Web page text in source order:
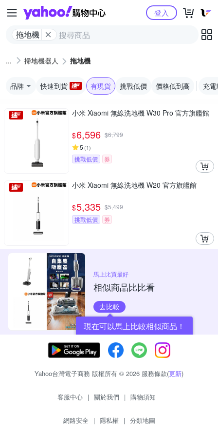
Yahoo購物中心
拖地機
登入
掃地機器人 拖地機
品牌 快速到貨 有現貨 挑戰低價 價格低到高 充
小米 Xiaomi 無線洗地機 W30 Pro 官方旗艦館
$6,596 $6,799
5 (1)
挑戰低價 券
小米 Xiaomi 無線洗地機 W20 官方旗艦館
$5,335 $5,499
挑戰低價
券
馬上比買最好
相似商品比比看
去比較
現在可以馬上比較相似商品！
Yahoo台灣電子商務 版權所有 © 2026 服務條款(更新)
客服中心 | 關於我們 | 購物須知
網路安全 | 隱私權 | 分類地圖